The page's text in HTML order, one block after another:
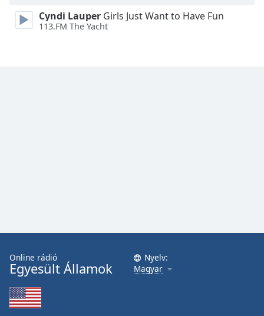
Font
End
dialog
window.
Cyndi Lauper Girls Just Want to Have Fun
113.FM The Yacht
Online rádió
Egyesült Államok
Nyelv:
Magyar